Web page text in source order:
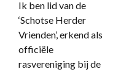
Ik ben lid van de
‘Schotse Herder
Vrienden’, erkend als
officiële
rasvereniging bij de